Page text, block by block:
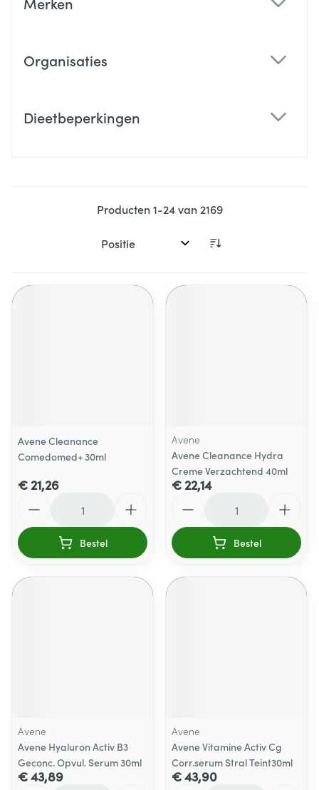
Organisaties
Dieetbeperkingen
Producten1-24van 2169
Sorteer op:
Avene Cleanance
Comedomed+ 30ml
€ 21,26
Bestel
Avene
Avene Cleanance Hydra
Creme Verzachtend 40ml
€ 22,14
Bestel
Avene
Avene Hyaluron Activ B3
Geconc. Opvul. Serum 30ml
€ 43,89
Avene
Avene Vitamine Activ Cg
Corr.serum Stral Teint30ml
€ 43,90